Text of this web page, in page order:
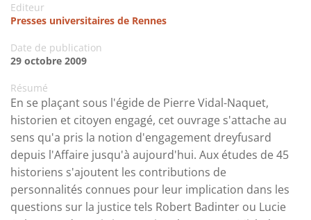
Editeur
Presses universitaires de Rennes
Date de publication
29 octobre 2009
Résumé
En se plaçant sous l'égide de Pierre Vidal-Naquet,
historien et citoyen engagé, cet ouvrage s'attache au
sens qu'a pris la notion d'engagement dreyfusard
depuis l'Affaire jusqu'à aujourd'hui. Aux études de 45
historiens s'ajoutent les contributions de
personnalités connues pour leur implication dans les
questions sur la justice tels Robert Badinter ou Lucie